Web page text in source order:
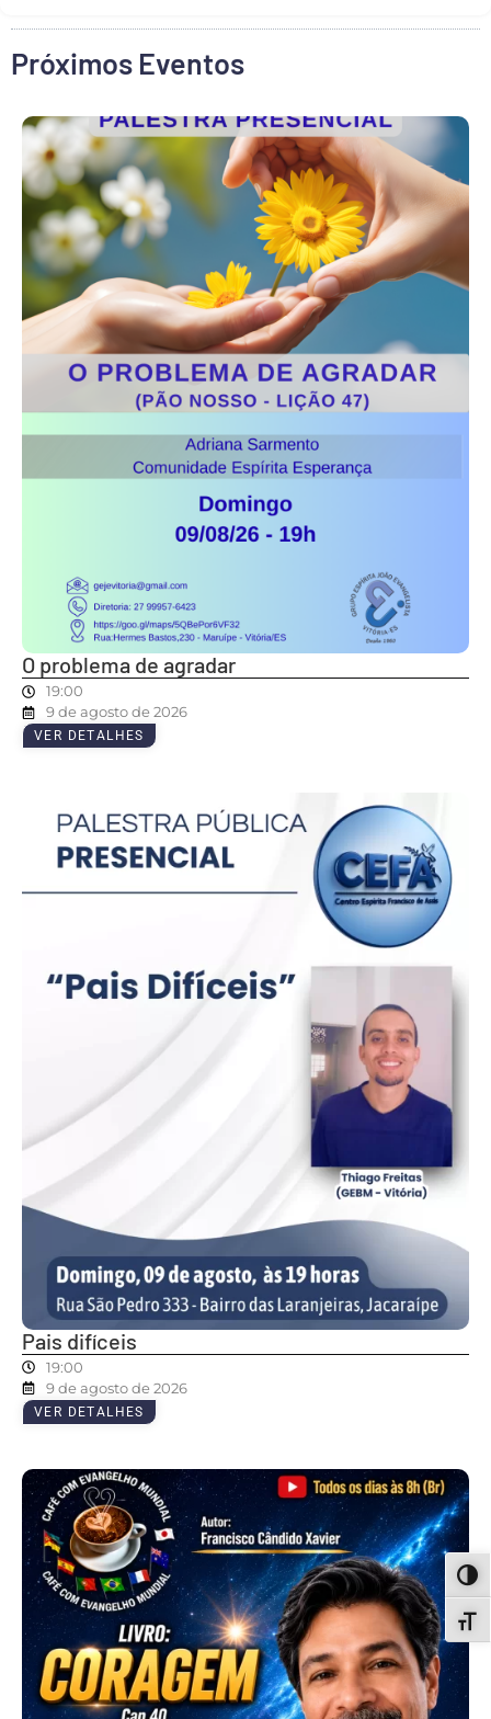
Próximos Eventos
O problema de agradar
19:00
9 de agosto de 2026
VER DETALHES
Pais difíceis
19:00
9 de agosto de 2026
VER DETALHES